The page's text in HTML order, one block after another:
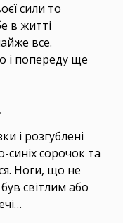
сили то
в житті
все.
і попереду ще
і розгублені
синіх сорочок та
Ноги, що не
світлим або